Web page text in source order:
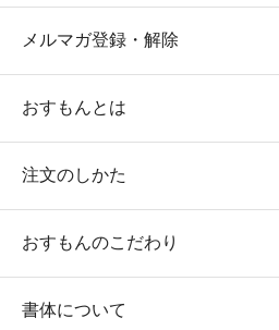
メルマガ登録・解除
おすもんとは
注文のしかた
おすもんのこだわり
書体について